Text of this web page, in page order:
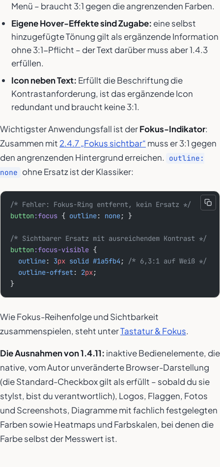
Menü – braucht 3:1 gegen die angrenzenden Farben.
Eigene Hover-Effekte sind Zugabe: eine selbst
hinzugefügte Tönung gilt als ergänzende Information
ohne 3:1-Pflicht – der Text darüber muss aber 1.4.3
erfüllen.
Icon neben Text: Erfüllt die Beschriftung die
Kontrastanforderung, ist das ergänzende Icon
redundant und braucht keine 3:1.
Wichtigster Anwendungsfall ist derFokus-Indikator:
Zusammen mit 2.4.7 „Fokus sichtbar“ muss er 3:1 gegen
den angrenzenden Hintergrund erreichen.
outline:
none ohne Ersatz ist der Klassiker:
/* Fehler: Fokus-Ring entfernt, kein Ersatz */
button:focus { outline: none; }
/* Sichtbarer Ersatz mit ausreichendem Kontrast */
button:focus-visible {
  outline
: 3px solid #1a5fb4 ; /* 6,3:1 auf Weiß */
  outline-offset
: 2px;
}
Wie Fokus-Reihenfolge und Sichtbarkeit
zusammenspielen, steht unterTastatur & Fokus.
Die Ausnahmen von 1.4.11: inaktive Bedienelemente, die
native, vom Autor unveränderte Browser-Darstellung
(die Standard-Checkbox gilt als erfüllt – sobald du sie
stylst, bist du verantwortlich), Logos, Flaggen, Fotos
und Screenshots, Diagramme mit fachlich festgelegten
Farben sowie Heatmaps und Farbskalen, bei denen die
Farbe selbst der Messwert ist.